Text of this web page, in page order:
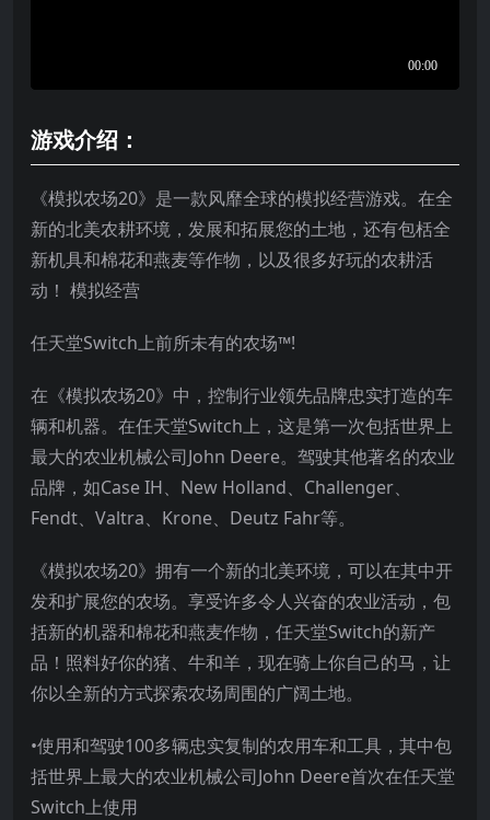
游戏介绍：
《模拟农场20》是一款风靡全球的模拟经营游戏。在全
新的北美农耕环境，发展和拓展您的土地，还有包栝全
新机具和棉花和燕麦等作物，以及很多好玩的农耕活
动！ 模拟经营
任天堂Switch上前所未有的农场™!
在《模拟农场20》中，控制行业领先品牌忠实打造的车
辆和机器。在任天堂Switch上，这是第一次包括世界上
最大的农业机械公司John Deere。驾驶其他著名的农业
品牌，如Case IH、New Holland、Challenger、
Fendt、Valtra、Krone、Deutz Fahr等。
《模拟农场20》拥有一个新的北美环境，可以在其中开
发和扩展您的农场。享受许多令人兴奋的农业活动，包
括新的机器和棉花和燕麦作物，任天堂Switch的新产
品！照料好你的猪、牛和羊，现在骑上你自己的马，让
你以全新的方式探索农场周围的广阔土地。
•使用和驾驶100多辆忠实复制的农用车和工具，其中包
括世界上最大的农业机械公司John Deere首次在任天堂
Switch上使用